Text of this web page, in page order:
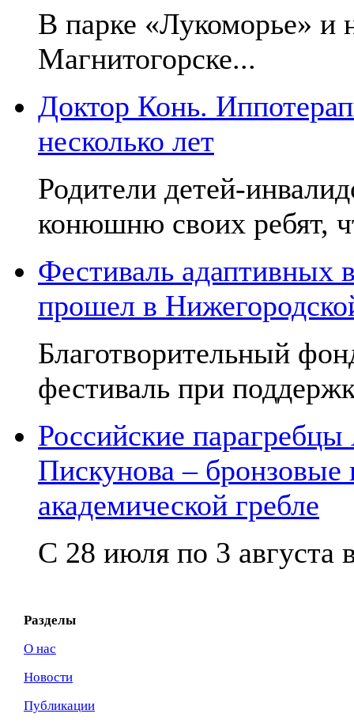
В парке «Лукоморье» и
Магнитогорске...
Доктор Конь.
несколько лет
Родители детей-
конюшню своих ребят,
Фестиваль адаптивных
прошел в
Благотворительный
фестиваль при
Российские
Пискунова –
академической гребле
С 28 июля по 3 августа
Разделы
О нас
Новости
Публикации